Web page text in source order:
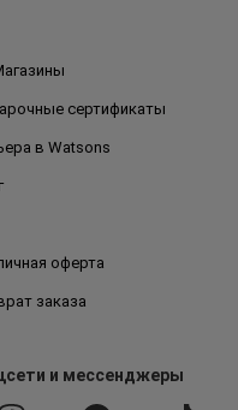
сертификаты
в Watsons
оферта
заказа
и мессенджеры